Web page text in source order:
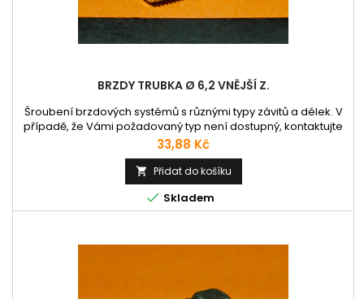
BRZDY TRUBKA Ø 6,2 VNĚJŠÍ Z.
Šroubení brzdových systémů s různými typy závitů a délek. V
případě, že Vámi požadovaný typ není dostupný, kontaktujte
nás prosím emailem nebo telefonicky.
Cena
33,88 Kč
 Přidat do košíku
 Skladem